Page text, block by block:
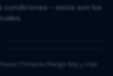
condiciones - estos son los
vertical. Salida de día
Tiburones ballena
Pinnacle, Mango Bay y más